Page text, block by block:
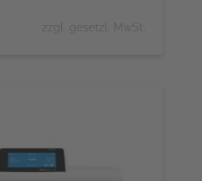
zzgl. gesetzl. MwSt.